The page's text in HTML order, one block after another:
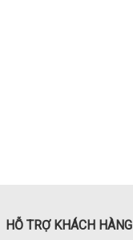
HỖ TRỢ KHÁCH HÀNG